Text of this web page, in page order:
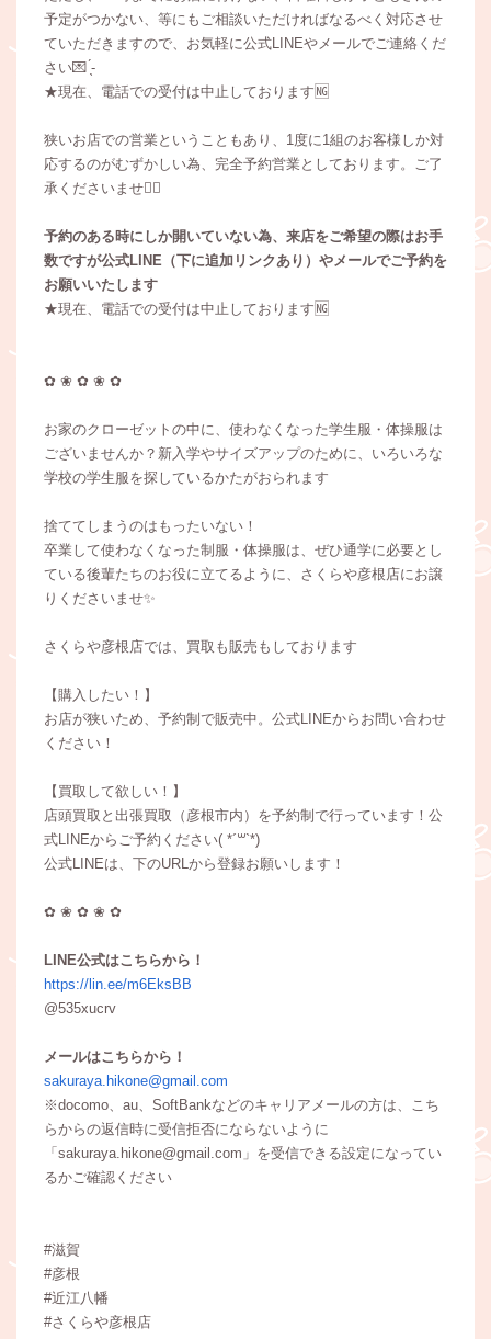
予定がつかない、等にもご相談いただければなるべく対応させ
ていただきますので、お気軽に公式LINEやメールでご連絡くだ
さい💌 ̖́-‬
★現在、電話での受付は中止しております🆖
狭いお店での営業ということもあり、1度に1組のお客様しか対
応するのがむずかしい為、完全予約営業としております。ご了
承くださいませ🙇‍♀️
予約のある時にしか開いていない為、来店をご希望の際はお手
数ですが公式LINE（下に追加リンクあり）やメールでご予約を
お願いいたします
★現在、電話での受付は中止しております🆖
✿ ❀ ✿ ❀ ✿
お家のクローゼットの中に、使わなくなった学生服・体操服は
ございませんか？新入学やサイズアップのために、いろいろな
学校の学生服を探しているかたがおられます
捨ててしまうのはもったいない！
卒業して使わなくなった制服・体操服は、ぜひ通学に必要とし
ている後輩たちのお役に立てるように、さくらや彦根店にお譲
りくださいませ✨
さくらや彦根店では、買取も販売もしております
【購入したい！】
お店が狭いため、予約制で販売中。公式LINEからお問い合わせ
ください！
【買取して欲しい！】
店頭買取と出張買取（彦根市内）を予約制で行っています！公
式LINEからご予約ください( *´꒳`*)
公式LINEは、下のURLから登録お願いします！
✿ ❀ ✿ ❀ ✿
LINE公式はこちらから！
https://lin.ee/m6EksBB
@535xucrv
メールはこちらから！
sakuraya.hikone@gmail.com
※docomo、au、SoftBankなどのキャリアメールの方は、こち
らからの返信時に受信拒否にならないように
「sakuraya.hikone@gmail.com」を受信できる設定になってい
るかご確認ください
#滋賀
#彦根
#近江八幡
#さくらや彦根店